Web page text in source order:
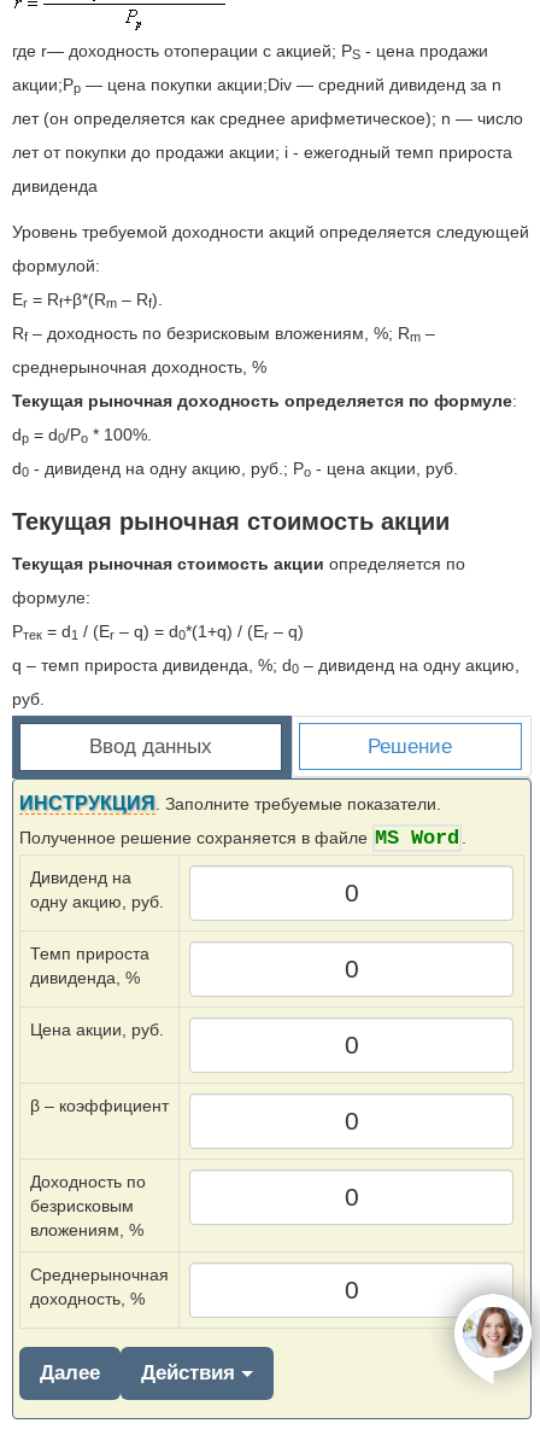
где r— доходность отоперации с акцией; РS - цена продажи
акции;Рр — цена покупки акции;Div — средний дивиденд за n
лет (он определяется как среднее арифметическое); n — число
лет от покупки до продажи акции; i - ежегодный темп прироста
дивиденда
Уровень требуемой доходности акций определяется следующей
формулой:
Er = Rf+β*(Rm – Rf).
Rf – доходность по безрисковым вложениям, %; Rm –
среднерыночная доходность, %
Текущая рыночная доходность определяется по формуле:
dp = d0/Po * 100%.
d0 - дивиденд на одну акцию, руб.; Po - цена акции, руб.
Текущая рыночная стоимость акции
Текущая рыночная стоимость акции определяется по
формуле:
Ртек = d1 / (Er – q) = d0*(1+q) / (Er – q)
q – темп прироста дивиденда, %; d0 – дивиденд на одну акцию,
руб.
Ввод данных Решение
ИНСТРУКЦИЯ . Заполните требуемые показатели.
Полученное решение сохраняется в файле MS Word
Дивиденд на
одну акцию, руб.
Темп прироста
дивиденда, %
Цена акции, руб.
β – коэффициент
Доходность по
безрисковым
вложениям, %
Среднерыночная
доходность, %
Далее Действия
open